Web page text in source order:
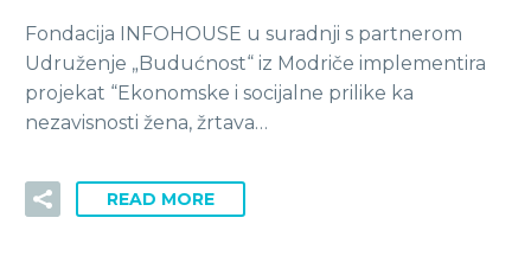
Fondacija INFOHOUSE u suradnji s partnerom
Udruženje „Budućnost“ iz Modriče implementira
projekat “Ekonomske i socijalne prilike ka
nezavisnosti žena, žrtava…
READ MORE